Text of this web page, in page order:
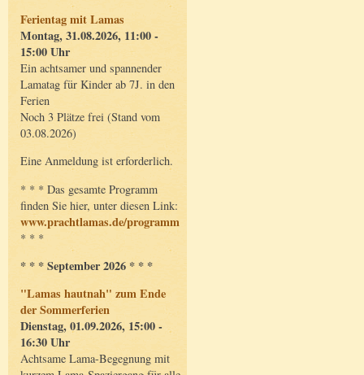
Ferientag mit Lamas
Montag, 31.08.2026, 11:00 -
15:00 Uhr
Ein achtsamer und spannender
Lamatag für Kinder ab 7J. in den
Ferien
Noch 3 Plätze frei (Stand vom
03.08.2026)
Eine Anmeldung ist erforderlich.
* * * Das gesamte Programm
finden Sie hier, unter diesen Link:
www.prachtlamas.de/programm
* * *
* * * September 2026 * * *
"Lamas hautnah" zum Ende
der Sommerferien
Dienstag, 01.09.2026, 15:00 -
16:30 Uhr
Achtsame Lama-Begegnung mit